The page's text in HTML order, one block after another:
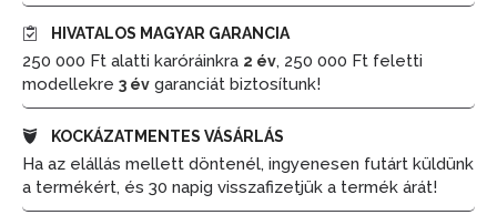
HIVATALOS MAGYAR GARANCIA
250 000 Ft alatti karóráinkra 2 év, 250 000 Ft feletti
modellekre 3 év garanciát biztosítunk!
KOCKÁZATMENTES VÁSÁRLÁS
Ha az elállás mellett döntenél, ingyenesen futárt küldünk
a termékért, és 30 napig visszafizetjük a termék árát!